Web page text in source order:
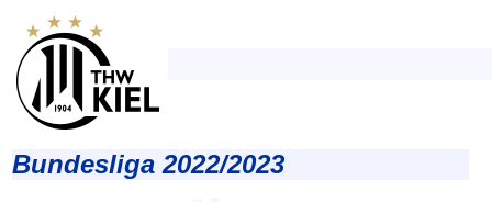
Bundesliga 2022/2023